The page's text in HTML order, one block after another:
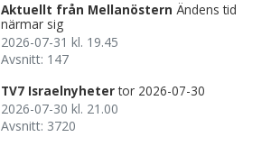
Aktuellt från Mellanöstern Ändens tid
närmar sig
2026-07-31 kl. 19.45
Avsnitt: 147
TV7 Israelnyheter tor 2026-07-30
2026-07-30 kl. 21.00
Avsnitt: 3720